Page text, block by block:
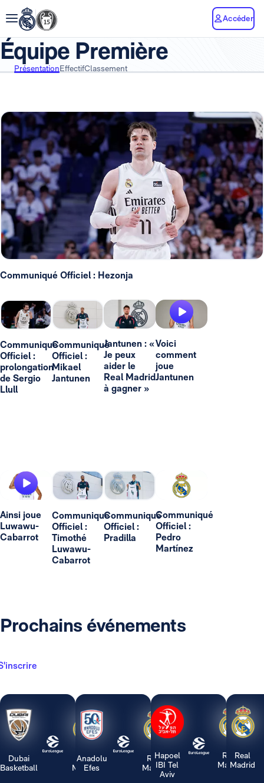
Accéder
Équipe Première
PrésentationEffectifClassement
Communiqué Officiel : Hezonja
Communiqué
Officiel :
prolongation
de Sergio
Llull
Communiqué
Officiel :
Mikael
Jantunen
Jantunen : «
Je peux
aider le
Real Madrid
à gagner »
Voici
comment
joue
Jantunen
Ainsi joue
Luwawu-
Cabarrot
Communiqué
Officiel :
Timothé
Luwawu-
Cabarrot
Communiqué
Officiel :
Pradilla
Communiqué
Officiel :
Pedro
Martínez
Prochains événements
Dubai
Basketball
Real
Madrid
Anadolu
Efes
Real
Madrid
Hapoel
IBI Tel
Aviv
Real
Madrid
Real
Madrid